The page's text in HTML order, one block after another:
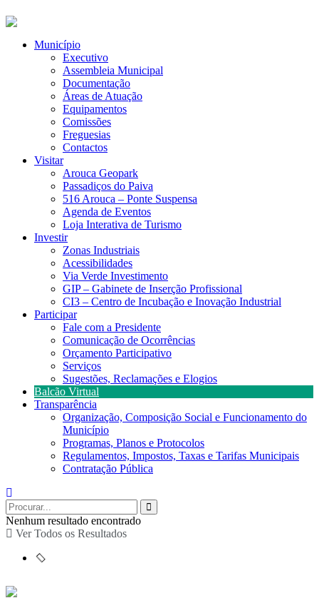
Município
Executivo
Assembleia Municipal
Documentação
Áreas de Atuação
Equipamentos
Comissões
Freguesias
Contactos
Visitar
Arouca Geopark
Passadiços do Paiva
516 Arouca – Ponte Suspensa
Agenda de Eventos
Loja Interativa de Turismo
Investir
Zonas Industriais
Acessibilidades
Via Verde Investimento
GIP – Gabinete de Inserção Profissional
CI3 – Centro de Incubação e Inovação Industrial
Participar
Fale com a Presidente
Comunicação de Ocorrências
Orçamento Participativo
Serviços
Sugestões, Reclamações e Elogios
Balcão Virtual
Transparência
Organização, Composição Social e Funcionamento do
Município
Programas, Planos e Protocolos
Regulamentos, Impostos, Taxas e Tarifas Municipais
Contratação Pública
Nenhum resultado encontrado
Ver Todos os Resultados